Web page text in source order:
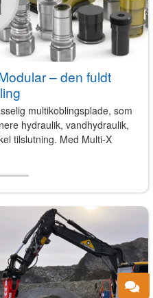
– den fuldt
multikoblingsplade, som
hydraulik, vandhydraulik,
tilslutning. Med Multi-X